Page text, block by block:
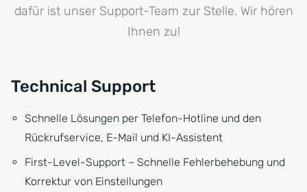
dafür ist unser Support-Team zur Stelle. Wir hören
Ihnen zu!
Technical Support
Schnelle Lösungen per Telefon-Hotline und den
Rückrufservice, E-Mail und KI-Assistent
First-Level-Support – Schnelle Fehlerbehebung und
Korrektur von Einstellungen